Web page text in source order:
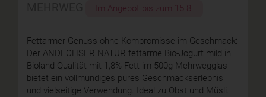
Im Angebot bis zum 15.8.
Fettarmer Genuss ohne Kompromisse im Geschmack:
Der ANDECHSER NATUR fettarme Bio-Jogurt mild in
Bioland-Qualität mit 1,8% Fett im 500g Mehrwegglas
bietet ein vollmundiges pures Geschmackserlebnis
und vielseitige Verwendung. Ideal zu Obst und Müsli.